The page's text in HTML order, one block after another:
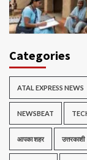
Categories
ATAL EXPRESS NEWS
NEWSBEAT
आपका शहर उत्तरकाशी